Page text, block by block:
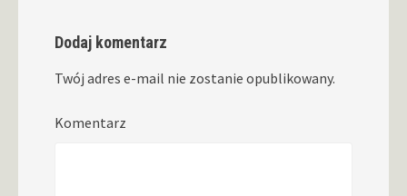
Dodaj komentarz
Twój adres e-mail nie zostanie opublikowany.
Komentarz